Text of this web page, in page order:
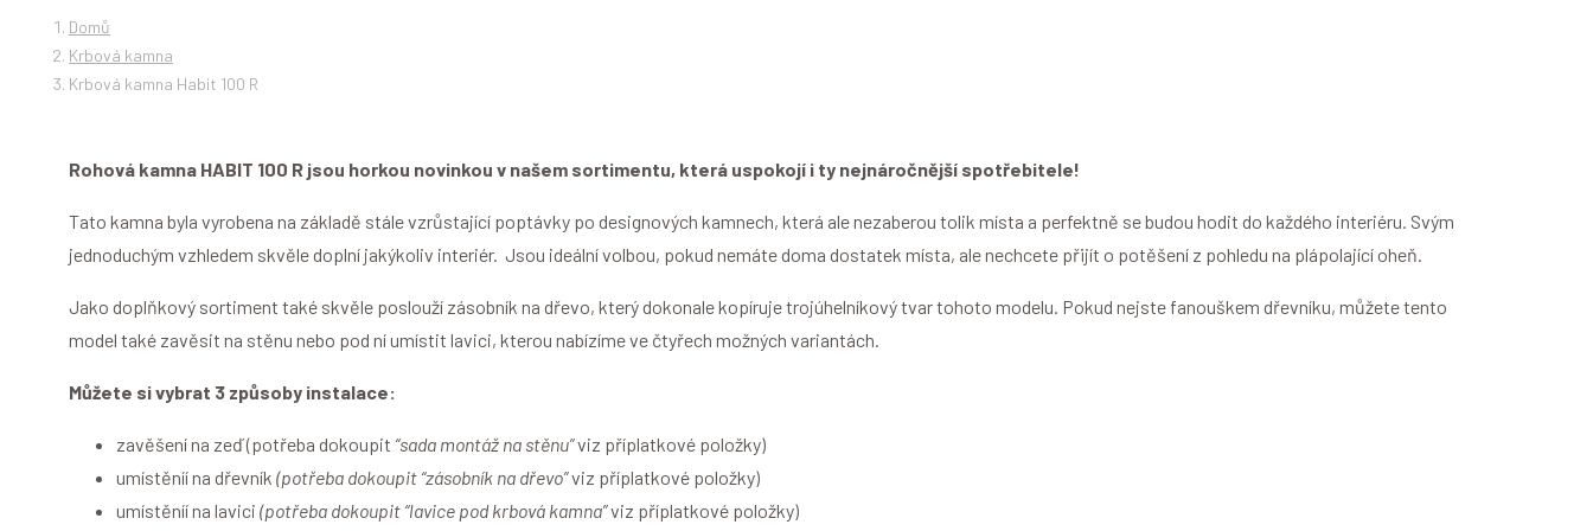
Domů
Krbová kamna
Krbová kamna Habit 100 R
Rohová kamna HABIT 100 R jsou horkou novinkou v našem sortimentu, která uspokojí i ty nejnáročnější spotřebitele!
Tato kamna byla vyrobena na základě stále vzrůstající poptávky po designových kamnech, která ale nezaberou tolik místa a perfektně se budou hodit do každého interiéru. Svým
jednoduchým vzhledem skvěle doplní jakýkoliv interiér. Jsou ideální volbou, pokud nemáte doma dostatek místa, ale nechcete přijít o potěšení z pohledu na plápolající oheň.
Jako doplňkový sortiment také skvěle poslouží zásobník na dřevo, který dokonale kopíruje trojúhelníkový tvar tohoto modelu. Pokud nejste fanouškem dřevníku, můžete tento
model také zavěsit na stěnu nebo pod ní umístit lavici, kterou nabízíme ve čtyřech možných variantách.
Můžete si vybrat 3 způsoby instalace:
zavěšení na zeď (potřeba dokoupit “sada montáž na stěnu”viz příplatkové položky)
umístěníí na dřevník (potřeba dokoupit “zásobník na dřevo”viz příplatkové položky)
umístěníí na lavici (potřeba dokoupit “lavice pod krbová kamna”viz příplatkové položky)